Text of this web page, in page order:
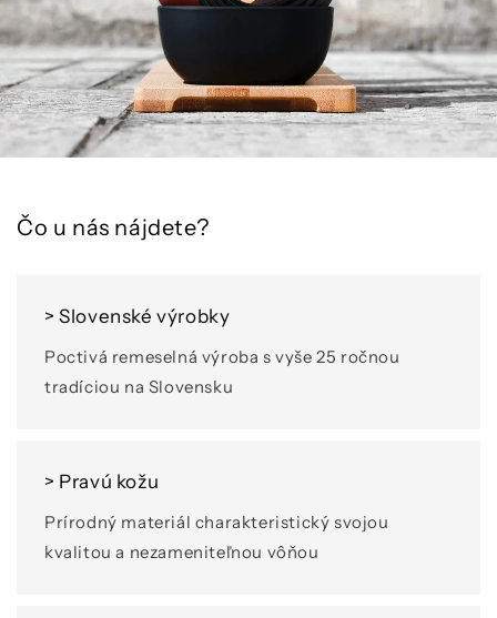
Čo u nás nájdete?
> Slovenské výrobky
Poctivá remeselná výroba s vyše 25 ročnou
tradíciou na Slovensku
> Pravú kožu
Prírodný materiál charakteristický svojou
kvalitou a nezameniteľnou vôňou